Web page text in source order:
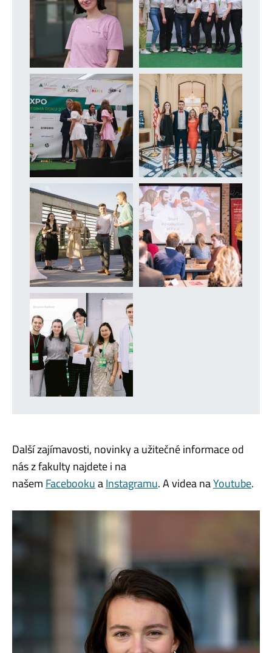
Další zajímavosti, novinky a užitečné informace od
nás z fakulty najdete i na
našem FacebookuaInstagramu. A videa naYoutube.